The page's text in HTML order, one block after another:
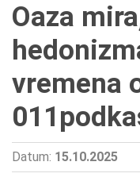
Oaza
vremena
Datum: 15.10.2025